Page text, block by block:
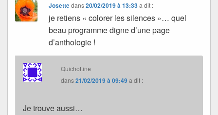
Josettedans20/02/2019 à 13:33 a dit :
je retiens « colorer les silences »… quel
beau programme digne d’une page
d’anthologie !
Quichottine
dans21/02/2019 à 09:49a dit :
Je trouve aussi…